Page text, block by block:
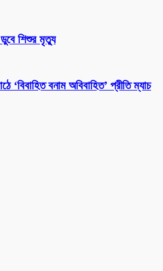
শিশুর মৃত্যু
‘বিবাহিত বনাম অবিবাহিত’ প্রীতি ম্যাচ